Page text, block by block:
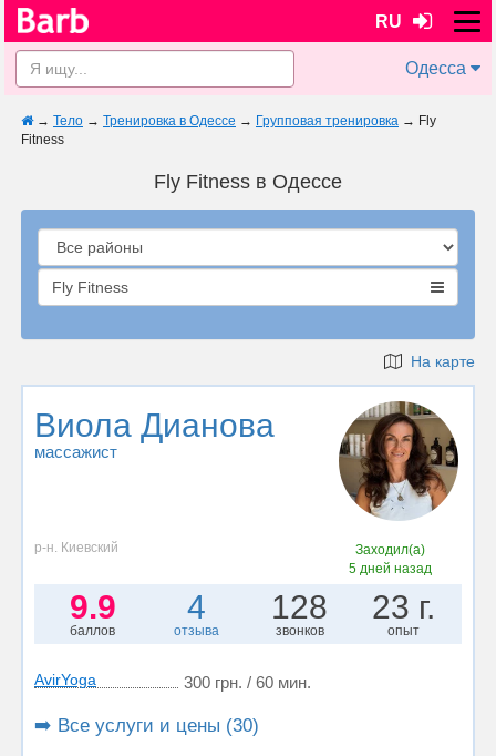
RU
Одесса
→ Тело → Тренировка в Одессе → Групповая тренировка → Fly
Fitness
Fly Fitness в Одессе
Fly Fitness
На карте
Виола Дианова
массажист
р-н. Киевский
Заходил(а)
5 дней назад
9.9
баллов
4
отзыва
128
звонков
23 г.
опыт
AvirYoga 300 грн. / 60 мин.
➡️ Все услуги и цены (30)